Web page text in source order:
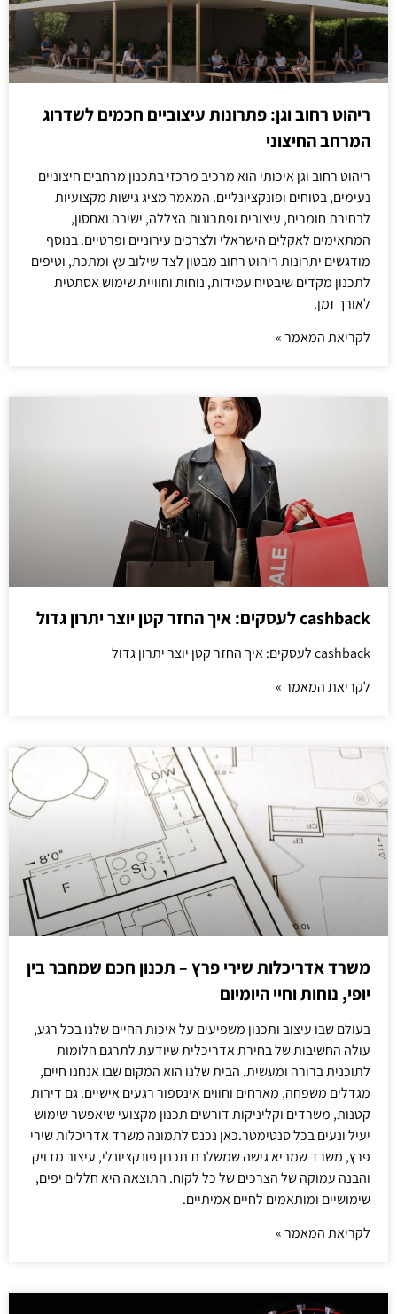
ריהוט רחוב וגן: פתרונות עיצוביים חכמים לשדרוג
המרחב החיצוני
ריהוט רחוב וגן איכותי הוא מרכיב מרכזי בתכנון מרחבים חיצוניים
נעימים, בטוחים ופונקציונליים. המאמר מציג גישות מקצועיות
לבחירת חומרים, עיצובים ופתרונות הצללה, ישיבה ואחסון,
המתאימים לאקלים הישראלי ולצרכים עירוניים ופרטיים. בנוסף
מודגשים יתרונות ריהוט רחוב מבטון לצד שילוב עץ ומתכת, וטיפים
לתכנון מקדים שיבטיח עמידות, נוחות וחוויית שימוש אסתטית
לאורך זמן.
לקריאת המאמר »
cashback לעסקים: איך החזר קטן יוצר יתרון גדול
cashback לעסקים: איך החזר קטן יוצר יתרון גדול
לקריאת המאמר »
משרד אדריכלות שירי פרץ – תכנון חכם שמחבר בין
יופי, נוחות וחיי היומיום
בעולם שבו עיצוב ותכנון משפיעים על איכות החיים שלנו בכל רגע,
עולה החשיבות של בחירת אדריכלית שיודעת לתרגם חלומות
לתוכנית ברורה ומעשית. הבית שלנו הוא המקום שבו אנחנו חיים,
מגדלים משפחה, מארחים וחווים אינספור רגעים אישיים. גם דירות
קטנות, משרדים וקליניקות דורשים תכנון מקצועי שיאפשר שימוש
יעיל ונעים בכל סנטימטר.כאן נכנס לתמונה משרד אדריכלות שירי
פרץ, משרד שמביא גישה שמשלבת תכנון פונקציונלי, עיצוב מדויק
והבנה עמוקה של הצרכים של כל לקוח. התוצאה היא חללים יפים,
שימושיים ומותאמים לחיים אמיתיים.
לקריאת המאמר »